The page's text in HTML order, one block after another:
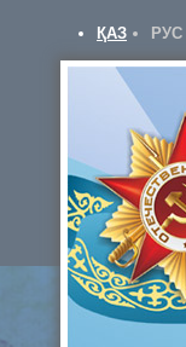
ҚАЗ РУС